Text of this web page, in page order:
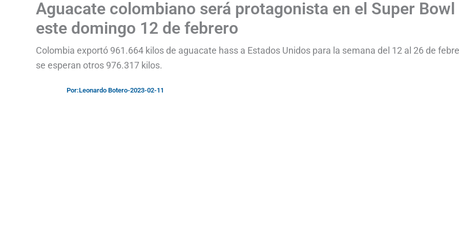
Aguacate colombiano será protagonista en el Super Bowl
este domingo 12 de febrero
Colombia exportó 961.664 kilos de aguacate hass a Estados Unidos para la semana del 12 al 26 de
se esperan otros 976.317 kilos.
Por:Leonardo Botero-2023-02-11